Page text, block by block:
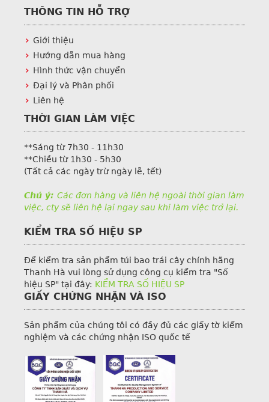
THÔNG TIN HỖ TRỢ
Giới thiệu
Hướng dẫn mua hàng
Hình thức vận chuyển
Đại lý và Phân phối
Liên hệ
THỜI GIAN LÀM VIỆC
**Sáng từ 7h30 - 11h30
**Chiều từ 1h30 - 5h30
(Tất cả các ngày trừ ngày lễ, tết)
Chú ý: Các đơn hàng và liên hệ ngoài thời gian làm
việc, cty sẽ liên hệ lại ngay sau khi làm việc trở lại.
KIỂM TRA SỐ HIỆU SP
Để kiểm tra sản phẩm túi bao trái cây chính hãng
Thanh Hà vui lòng sử dụng công cụ kiểm tra "Số
hiệu SP" tại đây: KIỂM TRA SỐ HIỆU SP
GIẤY CHỨNG NHẬN VÀ ISO
Sản phẩm của chúng tôi có đầy đủ các giấy tờ kiểm
nghiệm và các chứng nhận ISO quốc tế